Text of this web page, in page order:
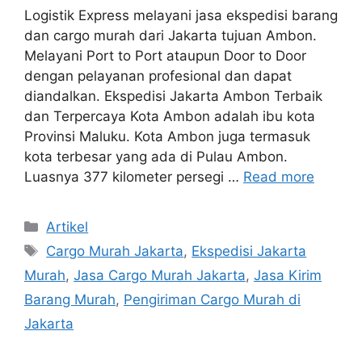
Logistik Express melayani jasa ekspedisi barang
dan cargo murah dari Jakarta tujuan Ambon.
Melayani Port to Port ataupun Door to Door
dengan pelayanan profesional dan dapat
diandalkan. Ekspedisi Jakarta Ambon Terbaik
dan Terpercaya Kota Ambon adalah ibu kota
Provinsi Maluku. Kota Ambon juga termasuk
kota terbesar yang ada di Pulau Ambon.
Luasnya 377 kilometer persegi … Read more
Artikel
Cargo Murah Jakarta, Ekspedisi Jakarta
Murah, Jasa Cargo Murah Jakarta, Jasa Kirim
Barang Murah, Pengiriman Cargo Murah di
Jakarta